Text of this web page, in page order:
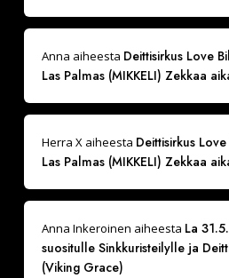
Anna aiheesta Deittisirkus Love
Las Palmas (MIKKELI) Zekkaa
Herra Xaiheesta Deittisirkus
Las Palmas (MIKKELI) Zekkaa
Anna Inkeroinen aiheesta La
suositulle Sinkkuristeilylle ja
(Viking Grace)